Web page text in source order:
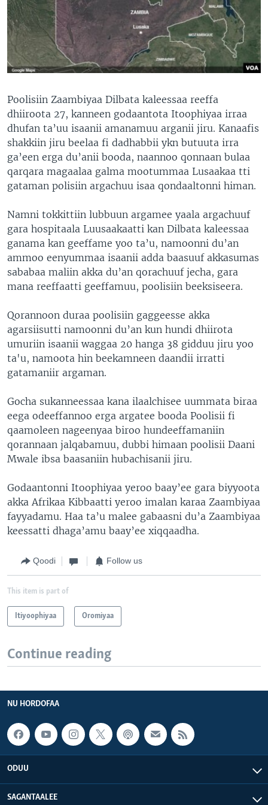
Poolisiin Zaambiyaa Dilbata kaleessaa reeffa
dhiiroota 27, kanneen godaantota Itoophiyaa irraa
dhufan ta’uu isaanii amanamuu arganii jiru. Kanaafis
shakkiin jiru beelaa fi dadhabbii ykn butuuta irra
ga’een erga du’anii booda, naannoo qonnaan bulaa
qarqara magaalaa galma mootummaa Lusaakaa tti
gataman polisiin argachuu isaa qondaaltonni himan.
Namni tokkittiin lubbuun argamee yaala argachuuf
gara hospitaala Luusaakaatti kan Dilbata kaleessaa
ganama kan geeffame yoo ta’u, namoonni du’an
ammoo eenyummaa isaanii adda baasuuf akkasumas
sababaa maliin akka du’an qorachuuf jecha, gara
mana reeffaatti geeffamuu, poolisiin beeksiseera.
Qorannoon duraa poolisiin gaggeesse akka
agarsiisutti namoonni du’an kun hundi dhiirota
umuriin isaanii waggaa 20 hanga 38 gidduu jiru yoo
ta'u, namoota hin beekamneen daandii irratti
gatamaniir argaman.
Gocha sukanneessaa kana ilaalchisee uummata biraa
eega odeeffannoo erga argatee booda Poolisii fi
qaamoleen nageenyaa biroo hundeeffamaniin
qorannaan jalqabamuu, dubbi himaan poolisii Daani
Mwale ibsa baasaniin hubachisanii jiru.
Godaantonni Itoophiyaa yeroo baay’ee gara biyyoota
akka Afrikaa Kibbaatti yeroo imalan karaa Zaambiyaa
fayyadamu. Haa ta’u malee gabaasni du’a Zaambiyaa
keessatti dhaga’amu baay’ee xiqqaadha.
Qoodi Follow us
This item is part of
Itiyoophiyaa Oromiyaa
Continue reading
NU HORDOFAA
ODUU
SAGANTAALEE